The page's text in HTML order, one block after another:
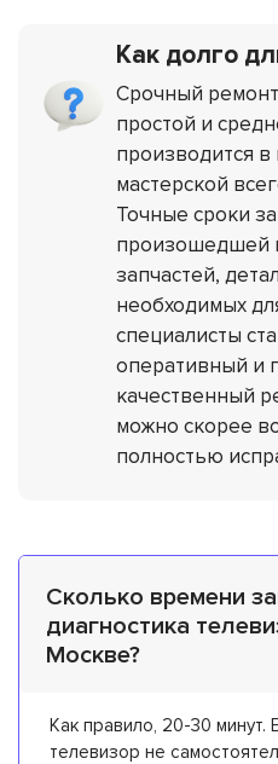
Как долго
Срочный
простой и
производится
мастерской
Точные сроки
произошедшей
запчастей,
необходимых
специалисты
оперативный и
качественный
можно скорее
полностью
Сколько времени
диагностика
Москве?
Как правило, 20-30 минут.
телевизор не